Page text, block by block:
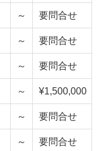
～ 要問合せ
～ 要問合せ
～ 要問合せ
～ ¥1,500,000
～ 要問合せ
～ 要問合せ